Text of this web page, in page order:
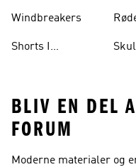
Windbreakers
Shorts I
BLIV EN DEL
FORUM
Moderne materialer og